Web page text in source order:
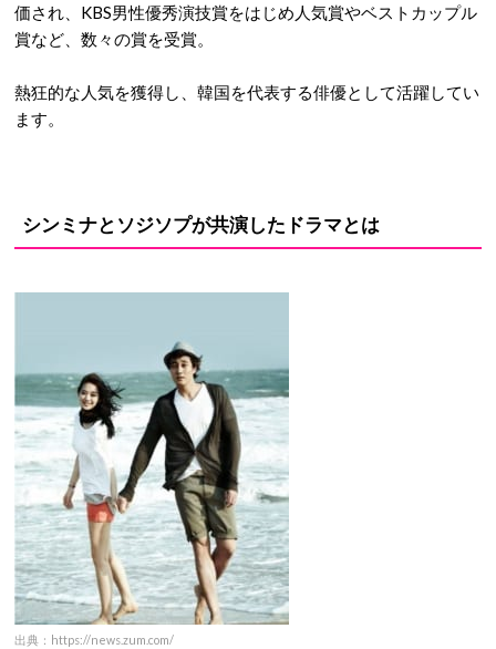
価され、KBS男性優秀演技賞をはじめ人気賞やベストカップル
賞など、数々の賞を受賞。
熱狂的な人気を獲得し、韓国を代表する俳優として活躍してい
ます。
シンミナとソジソプが共演したドラマとは
出典：https://news.zum.com/